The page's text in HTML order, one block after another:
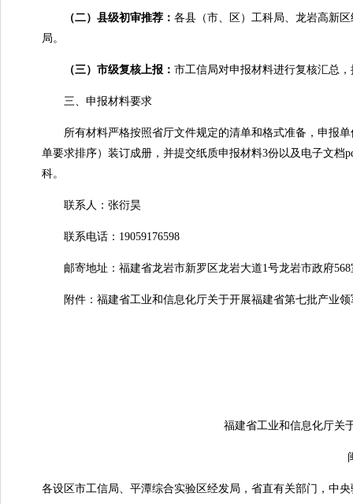
（二）县级初审推荐： 各县（市、区）工科局、龙岩高新
局。
（三）市级复核上报： 市工信局对申报材料进行复核汇总
三、申报材料要求
所有材料严格按照省厅文件规定的清单和格式准备，申报单
单要求排序）装订成册，并提交纸质申报材料3份以及电子文档
科。
联系人：张衍昊
联系电话：19059176598
邮寄地址：福建省龙岩市新罗区龙岩大道1号龙岩市政府568
附件：福建省工业和信息化厅关于开展福建省第七批产业领
福建省工业和信息化厅关于
闽
各设区市工信局、平潭综合实验区经发局，省直有关部门，中